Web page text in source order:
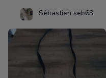
Sébastien seb63